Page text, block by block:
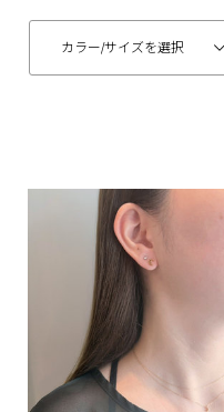
カラー/サイズを選択